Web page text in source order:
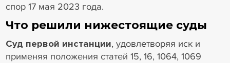
спор 17 мая 2023 года.
Что решили нижестоящие суды
Суд первой инстанции, удовлетворяя иск и
применяя положения статей 15, 16, 1064, 1069